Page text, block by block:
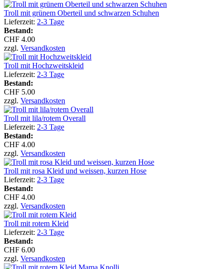
Troll mit grünem Oberteil und schwarzen Schuhen
Lieferzeit: 2-3 Tage
Bestand:
CHF 4.00
zzgl. Versandkosten
Troll mit Hochzweitskleid
Lieferzeit: 2-3 Tage
Bestand:
CHF 5.00
zzgl. Versandkosten
Troll mit lila/rotem Overall
Lieferzeit: 2-3 Tage
Bestand:
CHF 4.00
zzgl. Versandkosten
Troll mit rosa Kleid und weissen, kurzen Hose
Lieferzeit: 2-3 Tage
Bestand:
CHF 4.00
zzgl. Versandkosten
Troll mit rotem Kleid
Lieferzeit: 2-3 Tage
Bestand:
CHF 6.00
zzgl. Versandkosten